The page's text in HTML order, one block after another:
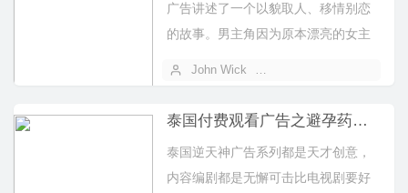
广告讲述了一个以貌取人、移情别恋
的故事。男主角因为原本漂亮的女主
John Wick
泰国付费观看广告之避孕药不是万能的！
泰国逆天神广告系列都是天才创意，
内容编剧都是无懈可击比电视剧要好